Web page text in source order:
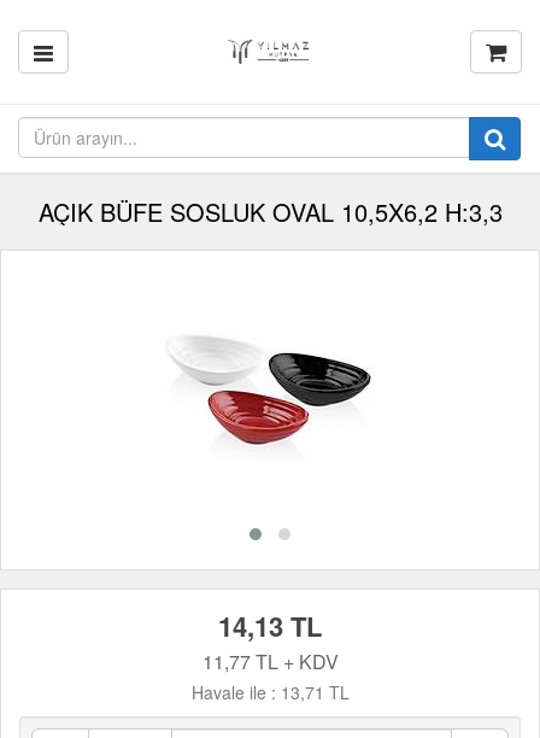
AÇIK BÜFE SOSLUK OVAL 10,5X6,2 H:3,3
14,13 TL
11,77 TL + KDV
Havale ile : 13,71 TL